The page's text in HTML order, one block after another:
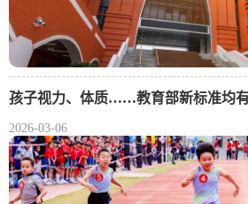
孩子视力、体质……教育部新标准均
2026-03-06